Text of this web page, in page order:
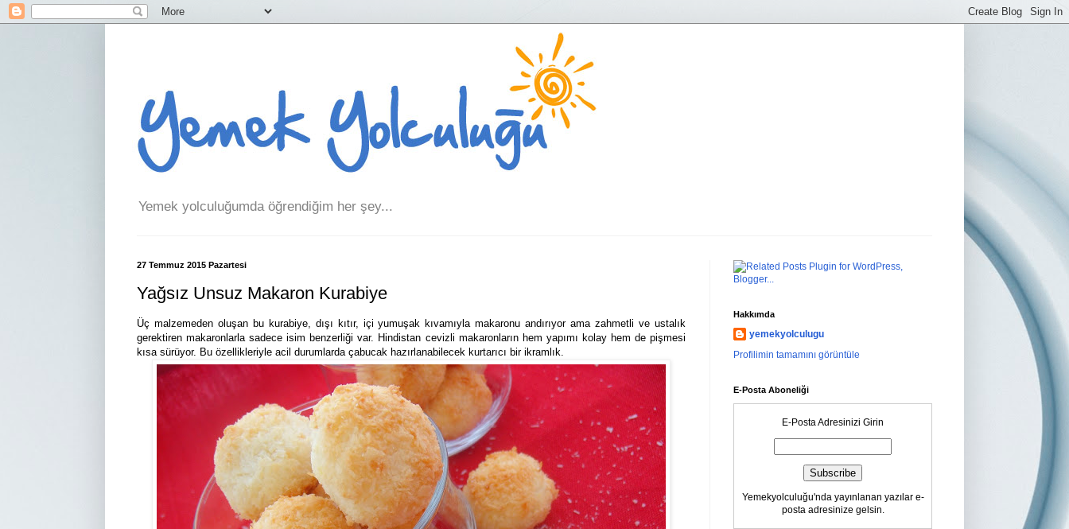
Yemek yolculuğumda öğrendiğim her şey...
27 Temmuz 2015 Pazartesi
Yağsız Unsuz Makaron Kurabiye
Üç malzemeden oluşan bu kurabiye, dışı kıtır, içi yumuşak kıvamıyla makaronu andırıyor ama zahmetli ve ustalık
gerektiren makaronlarla sadece isim benzerliği var. Hindistan cevizli makaronların hem yapımı kolay hem de pişmesi
kısa sürüyor. Bu özellikleriyle acil durumlarda çabucak hazırlanabilecek kurtarıcı bir ikramlık.
Hakkımda
yemekyolculugu
Profilimin tamamını görüntüle
E-Posta Aboneliği
E-Posta Adresinizi Girin
Yemekyolculuğu'nda yayınlanan yazılar e-
posta adresinize gelsin.